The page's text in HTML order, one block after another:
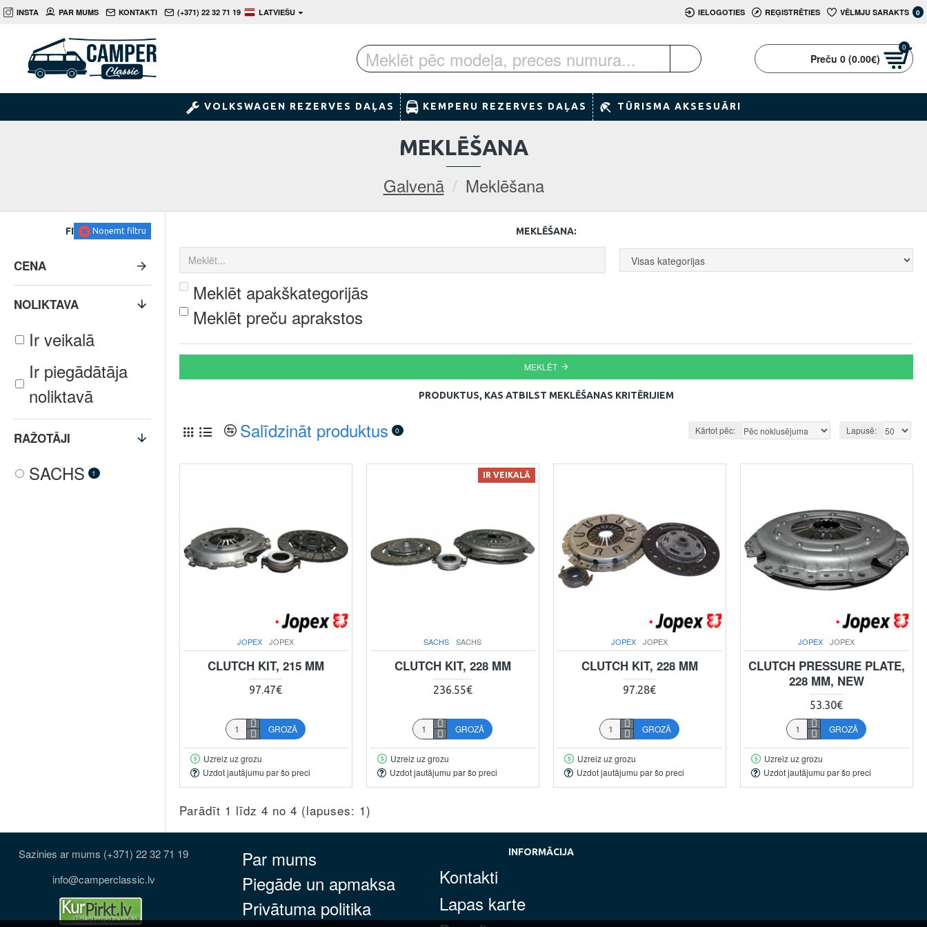
INSTA PAR MUMS KONTAKTI (+371) 22 32 71 19 LATVIEŠU IELOGOTIES REĢISTRĒTIES VĒLMJU SARAKTS 0
Preču 0 (0.00€)
0
VOLKSWAGEN REZERVES DAĻAS KEMPERU REZERVES DAĻAS TŪRISMA AKSESUĀRI
Galvenā Meklēšana
MEKLĒŠANA
FILTRSNoņemt filtru
CENA
RAŽOTĀJI
SACHS 1
NOLIKTAVA
Ir veikalā
Ir piegādātāja
noliktavā
MEKLĒŠANA:
Meklēt apakškategorijās
Meklēt preču aprakstos
MEKLĒT
PRODUKTUS, KAS ATBILST MEKLĒŠANAS KRITĒRIJIEM
Salīdzināt produktus 0 Kārtot pēc: Lapusē:
JOPEX JOPEX
CLUTCH KIT, 215 MM
97.47€
GROZĀ
Uzreiz uz grozu
Uzdot jautājumu par šo preci
IR VEIKALĀ
SACHS SACHS
CLUTCH KIT, 228 MM
236.55€
GROZĀ
Uzreiz uz grozu
Uzdot jautājumu par šo preci
JOPEX JOPEX
CLUTCH KIT, 228 MM
97.28€
GROZĀ
Uzreiz uz grozu
Uzdot jautājumu par šo preci
JOPEX JOPEX
CLUTCH PRESSURE PLATE,
228 MM, NEW
53.30€
GROZĀ
Uzreiz uz grozu
Uzdot jautājumu par šo preci
Parādīt 1 līdz 4 no 4 (lapuses: 1)
Sazinies ar mums (+371) 22 32 71 19
info@camperclassic.lv
Par mums
Piegāde un apmaksa
Privātuma politika
INFORMĀCIJA
Kontakti
Lapas karte